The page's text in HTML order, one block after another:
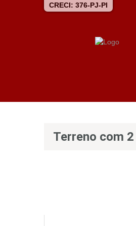
CRECI: 376-PJ-PI
Terreno com